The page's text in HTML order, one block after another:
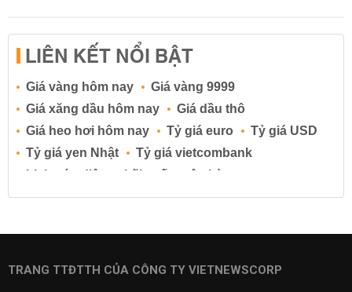
LIÊN KẾT NỔI BẬT
Giá vàng hôm nay
Giá vàng 9999
Giá xăng dầu hôm nay
Giá dầu thô
Giá heo hơi hôm nay
Tỷ giá euro
Tỷ giá USD
Tỷ giá yen Nhật
Tỷ giá vietcombank
Lịch cúp điện
Lãi suất ngân hàng
Lãi suất tiết kiệm
Lãi suất tiền gửi
Lãi suất ngân hàng BIDV
TRANG TTĐTTH CỦA CÔNG TY VIETNEWSCORP